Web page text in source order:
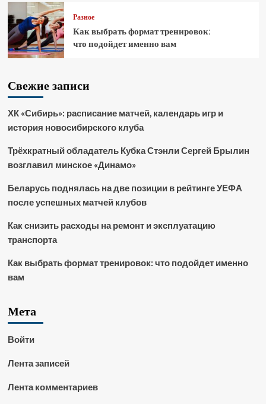
Разное
Как выбрать формат тренировок:
что подойдет именно вам
Свежие записи
ХК «Сибирь»: расписание матчей, календарь игр и
история новосибирского клуба
Трёхкратный обладатель Кубка Стэнли Сергей Брылин
возглавил минское «Динамо»
Беларусь поднялась на две позиции в рейтинге УЕФА
после успешных матчей клубов
Как снизить расходы на ремонт и эксплуатацию
транспорта
Как выбрать формат тренировок: что подойдет именно
вам
Мета
Войти
Лента записей
Лента комментариев